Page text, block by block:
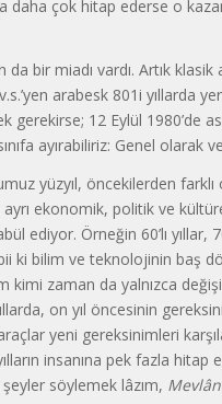
daha çok hitap ederse o
bir miadı vardı. Artık
arabesk 801i yıllarda
gerekirse; 12 Eylül 1980’de
ayırabiliriz: Genel olarak
yüzyıl, öncekilerden farklı
ayrı ekono­mik, politik ve
edi­yor. Örneğin 60’lı yıllar,
ki bilim ve teknolojinin baş
zaman da yalnızca
on yıl öncesinin
yeni gereksinimleri
insanına pek faz­la
söylemek lâ­zım,